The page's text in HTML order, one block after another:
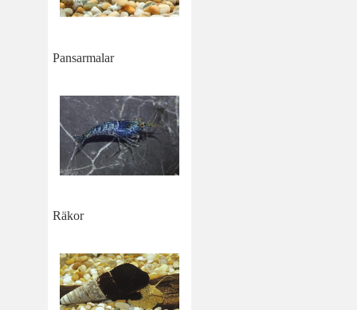
Pansarmalar
Räkor